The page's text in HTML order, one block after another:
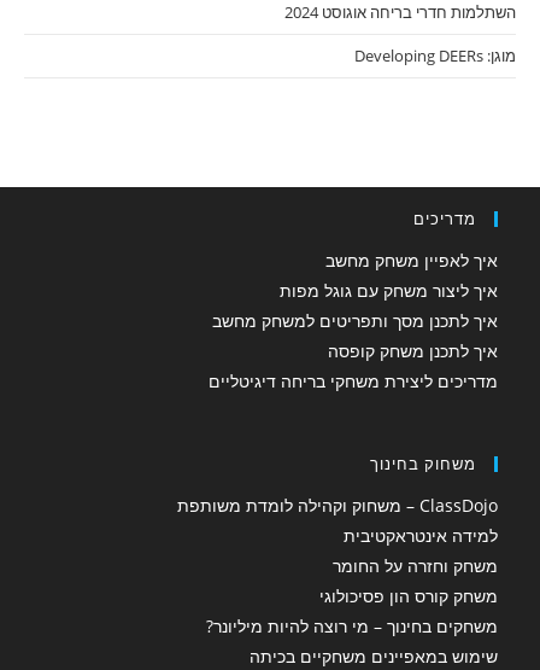
השתלמות חדרי בריחה אוגוסט 2024
מוגן: Developing DEERs
מדריכים
איך לאפיין משחק מחשב
איך ליצור משחק עם גוגל מפות
איך לתכנן מסך ותפריטים למשחק מחשב
איך לתכנן משחק קופסה
מדריכים ליצירת משחקי בריחה דיגיטליים
משחוק בחינוך
ClassDojo – משחוק וקהילה לומדת משותפת
למידה אינטראקטיבית
משחק וחזרה על החומר
משחק קורס הון פסיכולוגי
משחקים בחינוך – מי רוצה להיות מיליונר?
שימוש במאפיינים משחקיים בכיתה